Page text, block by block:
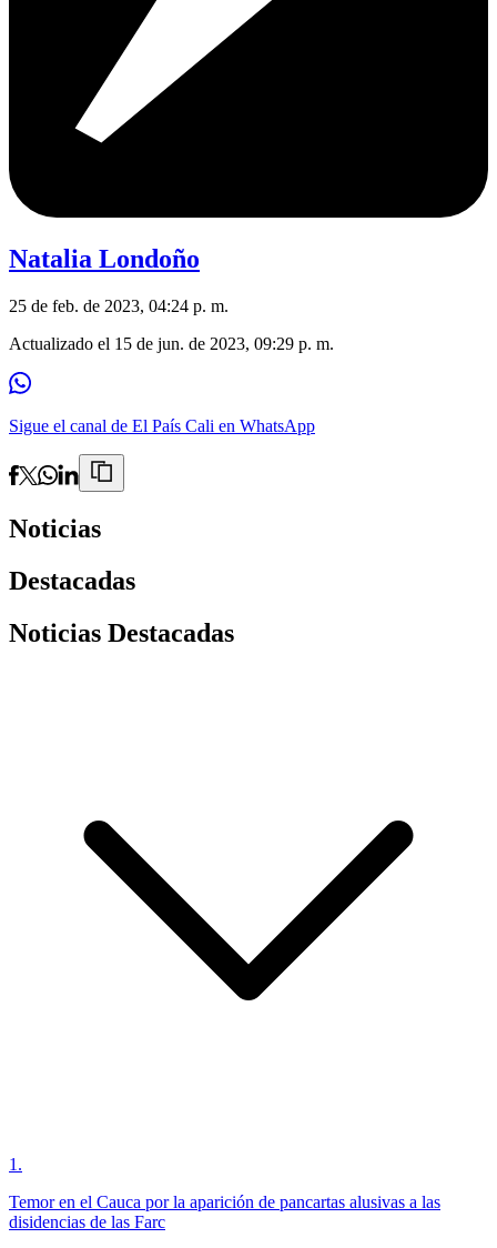
Natalia Londoño
25 de feb. de 2023, 04:24 p. m.
Actualizado el 15 de jun. de 2023, 09:29 p. m.
Sigue el canal de El País Cali en WhatsApp
Noticias
Destacadas
Noticias Destacadas
1 .
Temor en el Cauca por la aparición de pancartas alusivas a las
disidencias de las Farc